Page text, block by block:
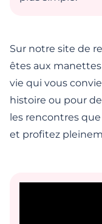
Sur notre site de
êtes aux
vie qui vous
histoire ou pour
les rencontres
et profitez